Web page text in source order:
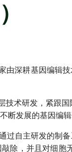
深耕基因编辑
术研发，紧跟
发展的基因编辑
自主研发的制
，并且对细胞